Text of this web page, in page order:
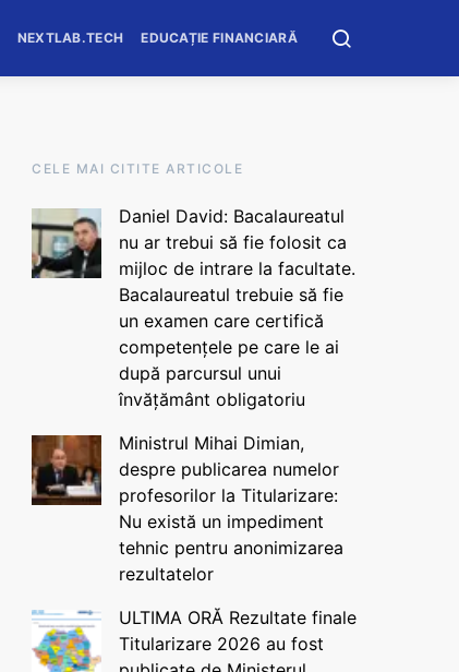
NEXTLAB.TECH EDUCAȚIE FINANCIARĂ
CELE MAI CITITE ARTICOLE
Daniel David: Bacalaureatul
nu ar trebui să fie folosit ca
mijloc de intrare la facultate.
Bacalaureatul trebuie să fie
un examen care certifică
competențele pe care le ai
după parcursul unui
învățământ obligatoriu
Ministrul Mihai Dimian,
despre publicarea numelor
profesorilor la Titularizare:
Nu există un impediment
tehnic pentru anonimizarea
rezultatelor
ULTIMA ORĂ Rezultate finale
Titularizare 2026 au fost